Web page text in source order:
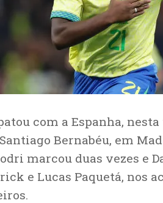
com a Espanha,
Bernabéu, em
marcou duas vezes e
e Lucas Paquetá, nos